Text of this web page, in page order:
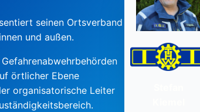
seinen Ortsverband
und außen.
örtlicher Ebene
organisatorische Leiter